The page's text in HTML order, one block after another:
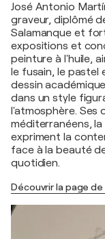
José Antonio
graveur, diplômé
Salamanque et
expositions et
peinture à l'huile,
le fusain, le pastel
dessin
dans un style
l'atmosphère. Ses
méditerranéens,
expriment la
face à la beauté
quotidien.
Découvrir la page